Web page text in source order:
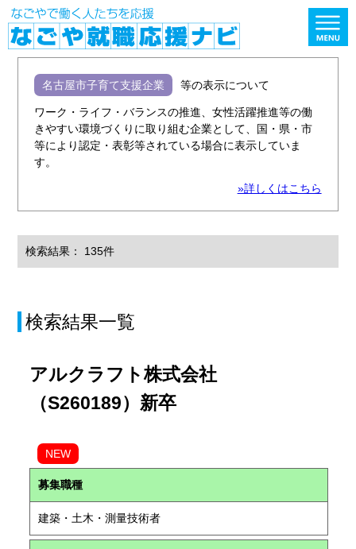
名古屋市子育て支援企業 等の表示について
ワーク・ライフ・バランスの推進、女性活躍推進等の働
きやすい環境づくりに取り組む企業として、国・県・市
等により認定・表彰等されている場合に表示していま
す。
»詳しくはこちら
検索結果： 135件
検索結果一覧
アルクラフト株式会社
（S260189）新卒
NEW
募集職種
建築・土木・測量技術者